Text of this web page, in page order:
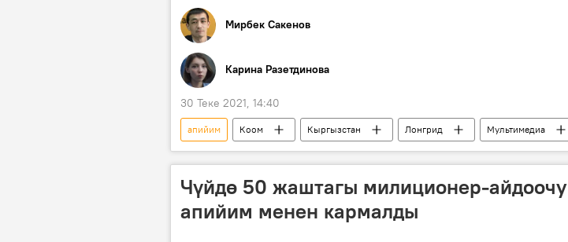
Мирбек Сакенов
Карина Разетдинова
30 Теке 2021, 14:40
апийим Коом Кыргызстан Лонгрид Мультимедиа
киберкылмыштуулук
Жаңылыктар
Чүйдө 50 жаштагы милиционер-айдоочу
апийим менен кармалды